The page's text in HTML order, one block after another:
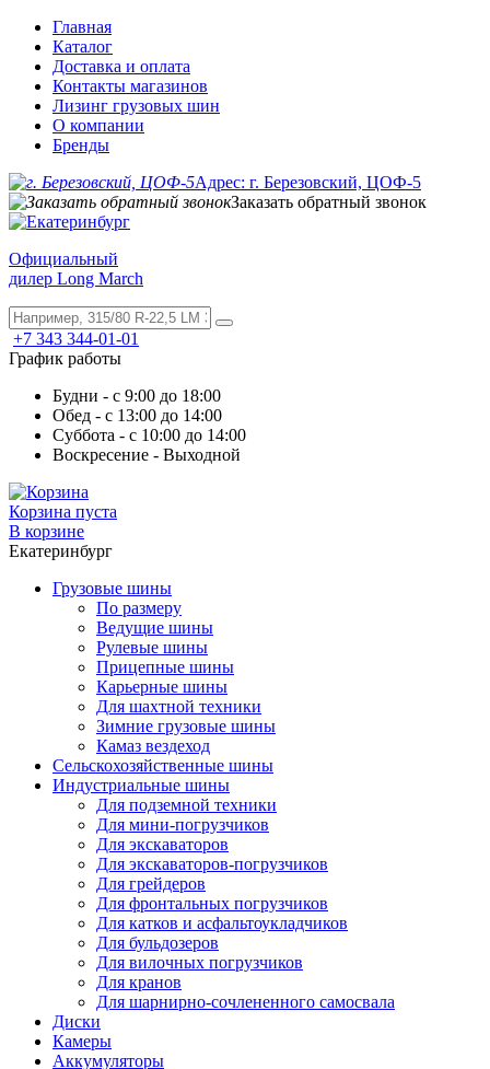
Главная
Каталог
Доставка и оплата
Контакты магазинов
Лизинг грузовых шин
О компании
Бренды
Адрес: г. Березовский, ЦОФ-5
Заказать обратный звонок
Официальный
дилер Long March
+7 343 344-01-01
График работы
Будни - с 9:00 до 18:00
Обед - с 13:00 до 14:00
Суббота - с 10:00 до 14:00
Воскресение - Выходной
Корзина пуста
В корзине
Екатеринбург
Грузовые шины
По размеру
Ведущие шины
Рулевые шины
Прицепные шины
Карьерные шины
Для шахтной техники
Зимние грузовые шины
Камаз вездеход
Сельскохозяйственные шины
Индустриальные шины
Для подземной техники
Для мини-погрузчиков
Для экскаваторов
Для экскаваторов-погрузчиков
Для грейдеров
Для фронтальных погрузчиков
Для катков и асфальтоукладчиков
Для бульдозеров
Для вилочных погрузчиков
Для кранов
Для шарнирно-сочлененного самосвала
Диски
Камеры
Аккумуляторы